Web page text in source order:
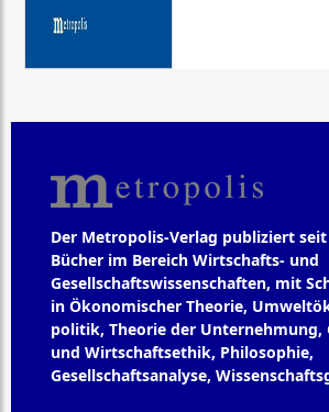
Der Metropolis-Verlag publiziert seit
Bücher im Bereich Wirtschafts- und
Gesellschaftswissenschaften, mit
in Ökonomischer Theorie,
politik, Theorie der Unternehmung,
und Wirtschaftsethik, Philosophie,
Gesellschaftsanalyse,